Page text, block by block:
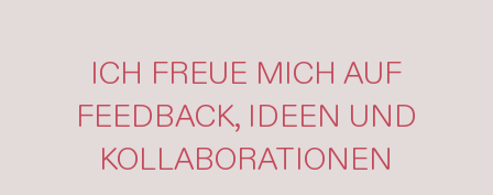
ICH FREUE MICH AUF
FEEDBACK, IDEEN UND
KOLLABORATIONEN